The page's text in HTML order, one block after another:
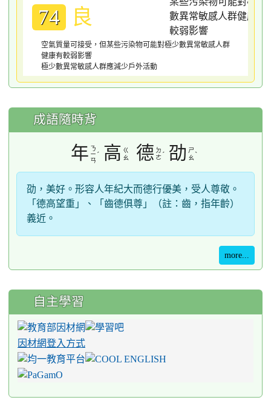
74 良
空氣質量可接受，但某些污染物可能對極少數異常敏感人群
健康有較弱影響
極少數異常敏感人群應減少戶外活動
成語隨時背
年 ㄋ
ㄧ
ㄢ
ˊ 高 ㄍ
ㄠ
德 ㄉ
ㄜˊ 劭 ㄕ
ㄠ ˋ
劭，美好。形容人年紀大而德行優美，受人尊敬。
「德高望重」、「齒德俱尊」（註：齒，指年齡）
義近。
more...
自主學習
因材網登入方式